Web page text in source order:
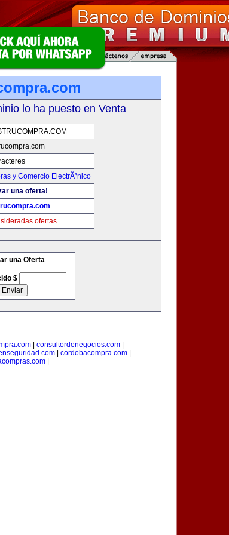
lo ha puesto en Venta
y Comercio ElectrÃ³nico
una oferta!
ofertas
una Oferta
$
consultordenegocios.com
| cordobacompra.com|